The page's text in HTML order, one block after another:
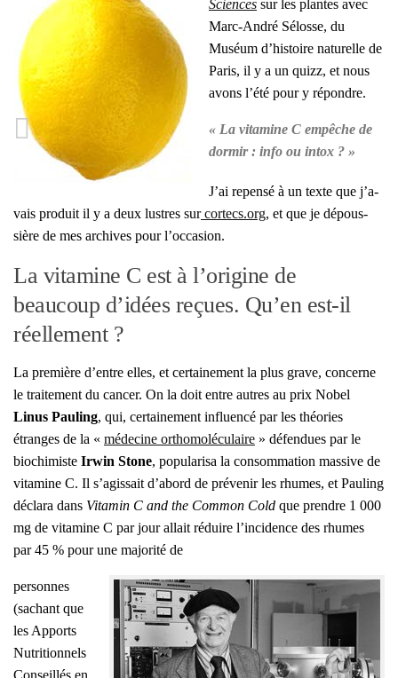
Sciences sur les plantes avec
Marc-André Sélosse, du
Muséum d’his­toire natu­relle de
Paris, il y a un quizz, et nous
avons l’é­té pour y répondre.
« La vita­mine C empêche de
dor­mir : info ou intox ? »
J’ai repen­sé à un texte que j’a­
vais pro­duit il y a deux lustres surcortecs.org, et que je dépous­
sière de mes archives pour l’oc­ca­sion.
La vitamine C est à l’origine de
beaucoup d’idées reçues. Qu’en est-il
réellement ?
La pre­mière d’entre elles, et cer­tai­ne­ment la plus grave, concerne
le trai­te­ment du can­cer. On la doit entre autres au prix Nobel
Linus Pau­ling, qui, cer­tai­ne­ment influen­cé par les théo­ries
étranges de la « méde­cine ortho­mo­lé­cu­laire » défen­dues par le
bio­chi­miste Irwin Stone, popu­la­ri­sa la consom­ma­tion mas­sive de
vita­mine C. Il s’agissait d’abord de pré­ve­nir les rhumes, et Pau­ling
décla­ra dans Vita­min C and the Com­mon Cold que prendre 1 000
mg de vita­mine C par jour allait réduire l’incidence des rhumes
par 45 % pour une majo­ri­té de
per­sonnes
(sachant que
les Apports
Nutri­tion­nels